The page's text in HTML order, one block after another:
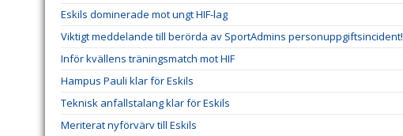
Eskils dominerade mot ungt HIF-lag
Viktigt meddelande till berörda av SportAdmins personuppgiftsincident!
Inför kvällens träningsmatch mot HIF
Hampus Pauli klar för Eskils
Teknisk anfallstalang klar för Eskils
Meriterat nyförvärv till Eskils